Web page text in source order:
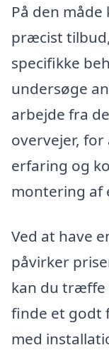
På den
præcist
specifikke
undersøge
arbejde fra
overvejer,
erfaring og
montering af
Ved at have
påvirker
kan du træffe
finde et godt
med